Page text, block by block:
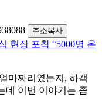
주소복사
현장 포착 “5000명 온
마짜리였는지, 하객
데 이번 이야기는 좀